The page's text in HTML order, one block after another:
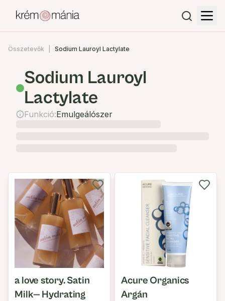
Összetevők Sodium Lauroyl Lactylate
Sodium Lauroyl
Lactylate
Funkció:Emulgeálószer
a love story. Satin
Milk— Hydrating
Acure Organics
Argán